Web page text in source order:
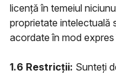
licență în temeiul
proprietate intelectuală
acordate în mod
1.6 Restricții: Sunteți